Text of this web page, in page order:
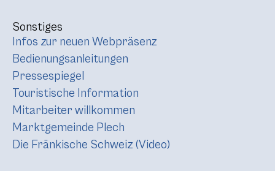
Sonstiges
Infos zur neuen Webpräsenz
Bedienungsanleitungen
Pressespiegel
Touristische Information
Mitarbeiter willkommen
Marktgemeinde Plech
Die Fränkische Schweiz (Video)